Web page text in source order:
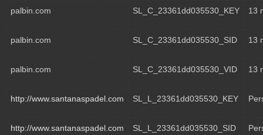
palbin.com SL_C_23361dd035530_KEY 13
palbin.com SL_C_23361dd035530_SID 13
palbin.com SL_C_23361dd035530_VID 13
http://www.santanaspadel.com SL_L_23361dd035530_KEY
http://www.santanaspadel.com SL_L_23361dd035530_SID